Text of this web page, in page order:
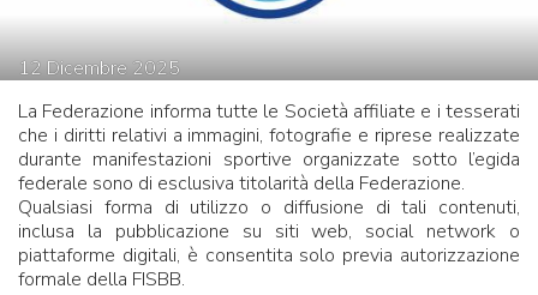
12Dicembre2025
La Federazione informa tutte le Società affiliate e i tesserati
che i diritti relativi a immagini, fotografie e riprese realizzate
durante manifestazioni sportive organizzate sotto l’egida
federale sono di esclusiva titolarità della Federazione.
Qualsiasi forma di utilizzo o diffusione di tali contenuti,
inclusa la pubblicazione su siti web, social network o
piattaforme digitali, è consentita solo previa autorizzazione
formale della FISBB.